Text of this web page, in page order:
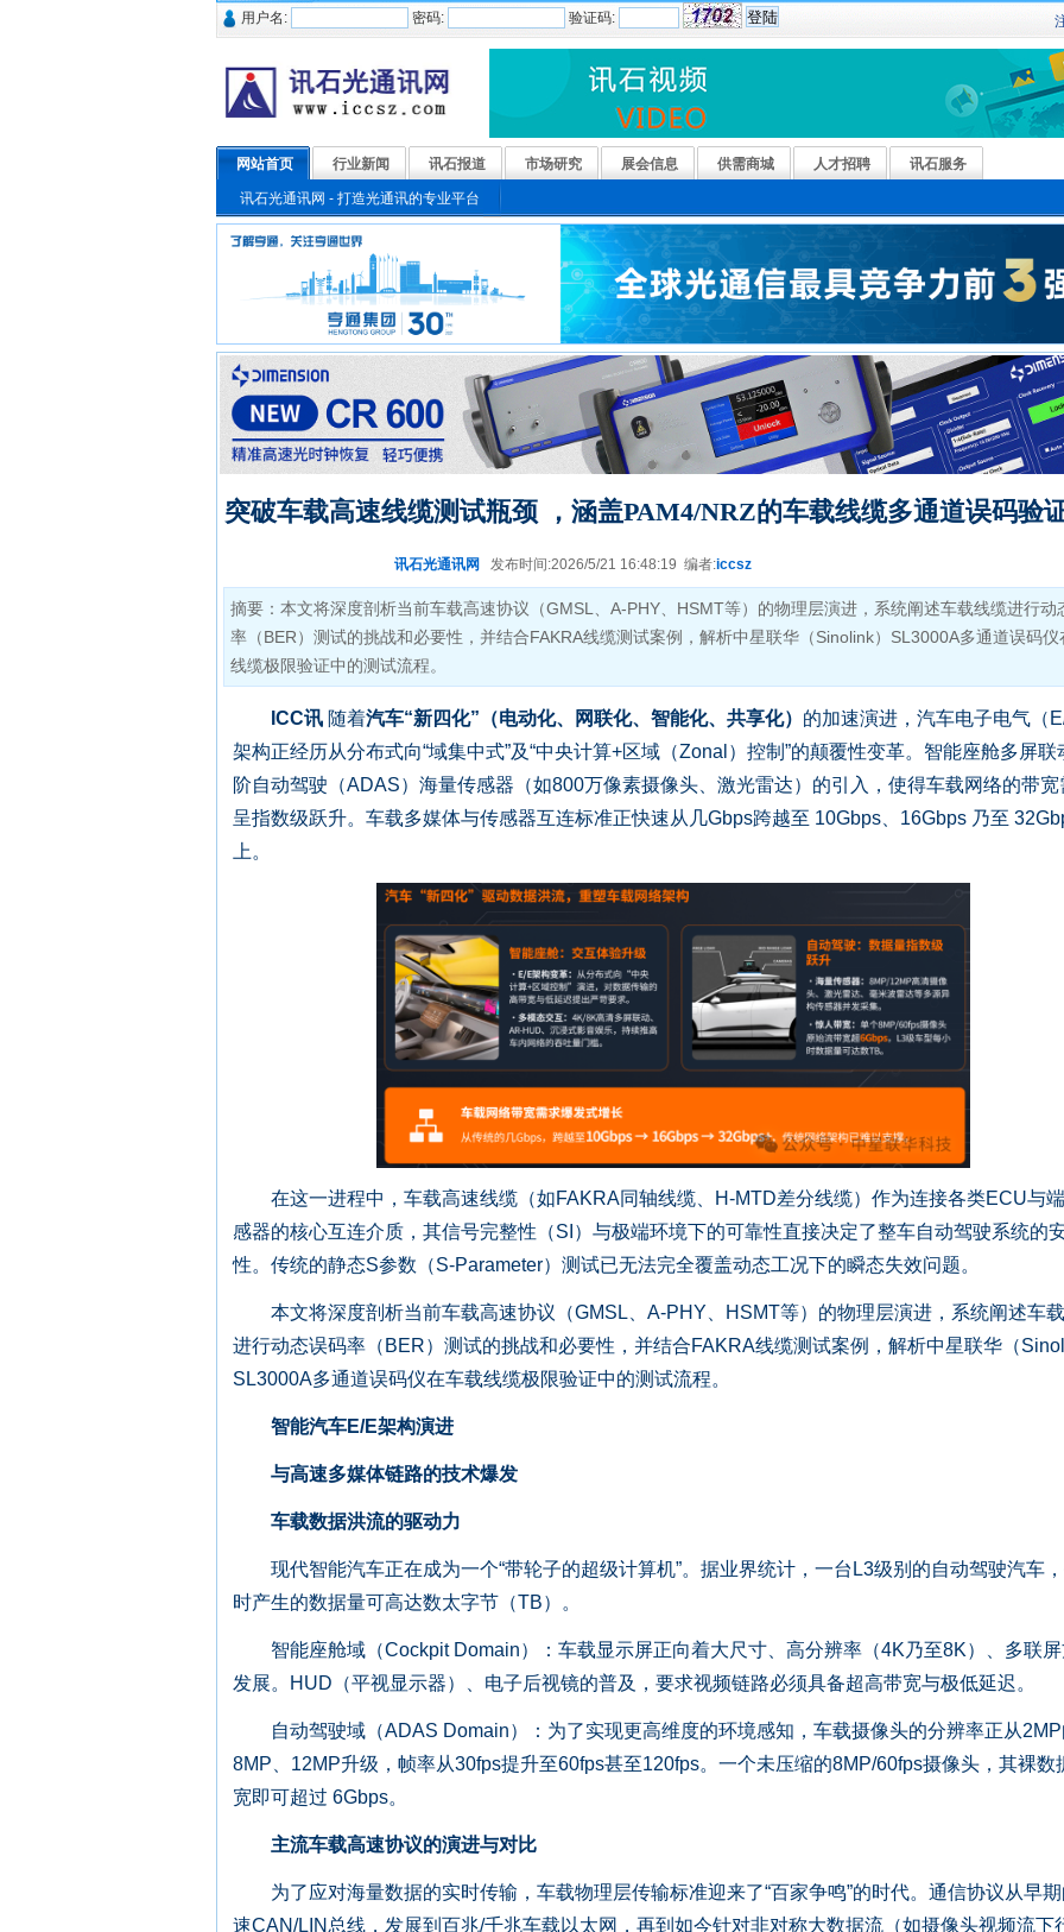
用户名: 密码: 验证码:
网站首页 行业新闻 讯石报道 市场研究 展会信息 供需商城 人才招聘 讯石服务
讯石光通讯网 - 打造光通讯的专业平台
突破车载高速线缆测试瓶颈 ，涵盖PAM4/NRZ的车载线缆多通道误码验
讯石光通讯网 发布时间:2026/5/21 16:48:19 编者:iccsz
摘要：本文将深度剖析当前车载高速协议（GMSL、A-PHY、HSMT等）的物理层演进，系统阐述车载线缆进行动
率（BER）测试的挑战和必要性，并结合FAKRA线缆测试案例，解析中星联华（Sinolink）SL3000A多通道误码仪
线缆极限验证中的测试流程。
ICC讯 随着汽车“新四化”（电动化、网联化、智能化、共享化） 的加速演进，汽车电子电气（E/
架构正经历从分布式向“域集中式”及“中央计算+区域（Zonal）控制”的颠覆性变革。智能座舱多屏联
阶自动驾驶（ADAS）海量传感器（如800万像素摄像头、激光雷达）的引入，使得车载网络的带宽
呈指数级跃升。车载多媒体与传感器互连标准正快速从几Gbps跨越至 10Gbps、16Gbps 乃至
上。
在这一进程中，车载高速线缆（如FAKRA同轴线缆、H-MTD差分线缆）作为连接各类ECU与
感器的核心互连介质，其信号完整性（SI）与极端环境下的可靠性直接决定了整车自动驾驶系统的
性。传统的静态S参数（S-Parameter）测试已无法完全覆盖动态工况下的瞬态失效问题。
本文将深度剖析当前车载高速协议（GMSL、A-PHY、HSMT等）的物理层演进，系统阐述车
进行动态误码率（BER）测试的挑战和必要性，并结合FAKRA线缆测试案例，解析中星联华（
SL3000A多通道误码仪在车载线缆极限验证中的测试流程。
智能汽车E/E架构演进
与高速多媒体链路的技术爆发
车载数据洪流的驱动力
现代智能汽车正在成为一个“带轮子的超级计算机”。据业界统计，一台L3级别的自动驾驶汽车
时产生的数据量可高达数太字节（TB）。
智能座舱域（Cockpit Domain）：车载显示屏正向着大尺寸、高分辨率（4K乃至8K）、多联屏
发展。HUD（平视显示器）、电子后视镜的普及，要求视频链路必须具备超高带宽与极低延迟。
自动驾驶域（ADAS Domain）：为了实现更高维度的环境感知，车载摄像头的分辨率正从2MP
8MP、12MP升级，帧率从30fps提升至60fps甚至120fps。一个未压缩的8MP/60fps摄像头，其裸数
宽即可超过 6Gbps。
主流车载高速协议的演进与对比
为了应对海量数据的实时传输，车载物理层传输标准迎来了“百家争鸣”的时代。通信协议从早
速CAN/LIN总线，发展到百兆/千兆车载以太网，再到如今针对非对称大数据流（如摄像头视频流下